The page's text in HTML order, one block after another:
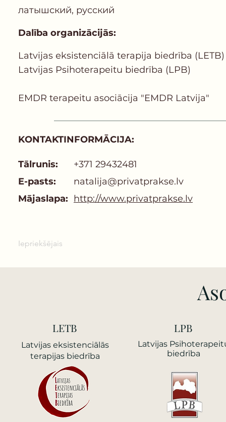
латышский, русский
Dalība organizācijās:
Latvijas еksistenciālā terapija biedrība (LETB)
Latvijas Psihoterapeitu biedrība (LPB)
EMDR terapeitu asociācija "EMDR Latvija"
KONTAKTINFORMĀCIJA:
Tālrunis:
+371 29432481
E-pasts:
natalija@privatprakse.lv
Mājaslapa: http://www.privatprakse.lv
Iepriekšējais
LETB
Latvijas еksistenciālās
terapijas biedrība
LPB
Latvijas
biedrība